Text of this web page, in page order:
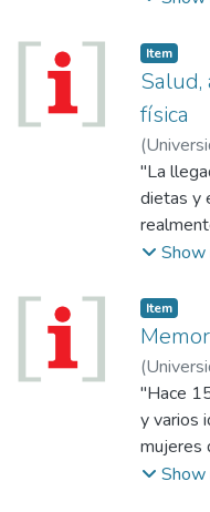
las
de
Item
Salud,
física
(
Alberto
"La
dietas y
diversas
Show
Item
(
"Hace
y varios
mujeres
tiempo
Show